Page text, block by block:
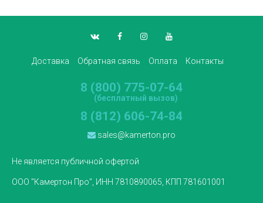
Доставка Обратная связь Оплата Контакты
8 (800) 775-07-64
(бесплатный вызов)
8 (812) 606-74-84
sales@kamerton.pro
Не является публичной офертой
ООО "Камертон Про", ИНН 7810890065, КПП 781601001